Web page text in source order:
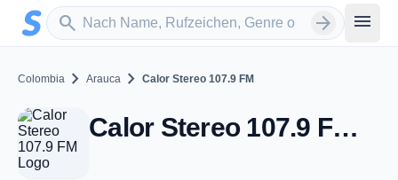
Zum Hauptinhalt springen
search
Sender suchen arrow_forward menu
Colombia chevron_right Arauca chevron_right Calor Stereo 107.9 FM
Calor Stereo 107.9 FM - FM 107.9 - Arauca